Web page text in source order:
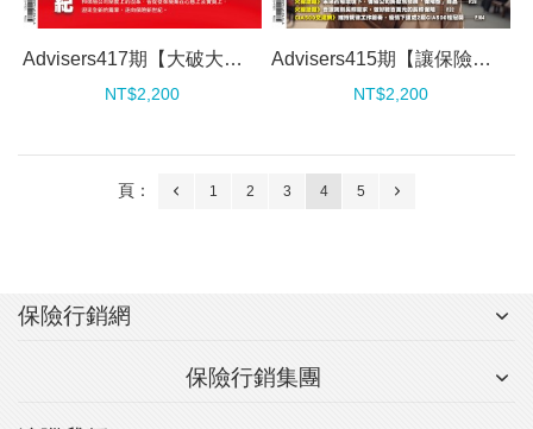
Advisers417期【大破大立──保險新世紀】
NT$2,200
Advisers415期【讓保險建構「財富」和「身心」雙贏的銀髮規劃】
NT$2,200
頁： 1 2 3 4 5
保險行銷網
保險行銷集團